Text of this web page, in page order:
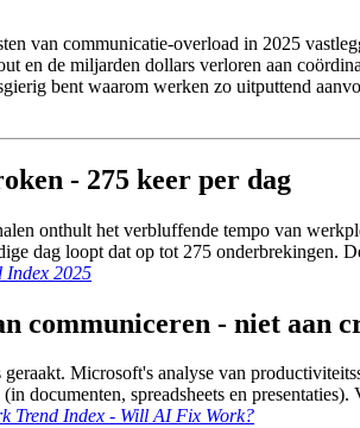
van communicatie-overload in 2025
en de miljarden dollars verloren aan
bent waarom werken zo uitputtend
- 275 keer per dag
onthult het verbluffende tempo van
dag loopt dat op tot 275 onderbrekingen.
Index 2025
communiceren - niet aan
Microsoft's analyse van
documenten, spreadsheets en
Trend Index - Will AI Fix Work?